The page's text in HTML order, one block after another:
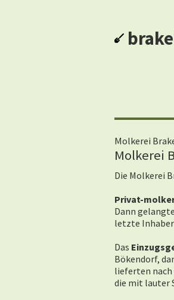
Molkerei
Molkerei
Die Molkerei
Privat-
Dann
letzte Inhaber
Das
Bökendorf,
lieferten nach
die mit lauter